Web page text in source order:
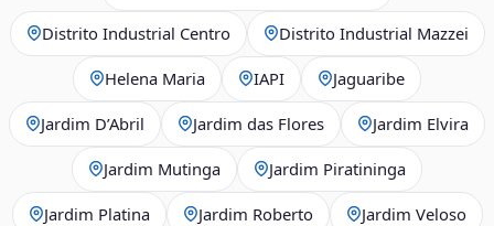
Distrito Industrial Centro Distrito Industrial Mazzei
Helena Maria IAPI Jaguaribe
Jardim D’Abril Jardim das Flores Jardim Elvira
Jardim Mutinga Jardim Piratininga
Jardim Platina Jardim Roberto Jardim Veloso